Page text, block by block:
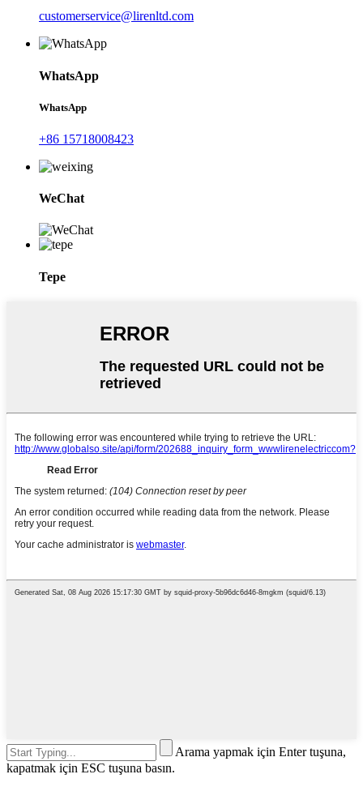
customerservice@lirenltd.com
WhatsApp
WhatsApp
+86 15718008423
WeChat
Tepe
Arama yapmak için Enter tuşuna,
kapatmak için ESC tuşuna basın.